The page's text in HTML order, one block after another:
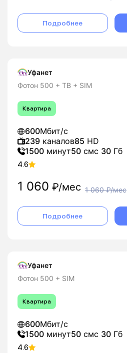
Подробнее
Уфанет
Фотон 500 + ТВ + SIM
Квартира
600Мбит/с
239 каналов85 HD
1500 минут50 смс 30 Гб
4.6
1 060 ₽/мес 1 060₽/мес
Подробнее
Уфанет
Фотон 500 + SIM
Квартира
600Мбит/с
1500 минут50 смс 30 Гб
4.6